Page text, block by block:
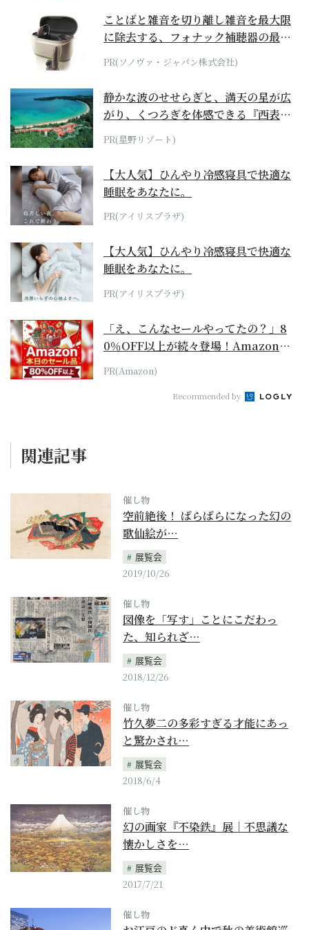
ことばと雑音を切り離し雑音を最大限
に除去する、フォナック補聴器の最上
位モデル
PR(ソノヴァ・ジャパン株式会社)
静かな波のせせらぎと、満天の星が広
がり、くつろぎを体感できる『西表島
ホテル by...
PR(星野リゾート)
【大人気】ひんやり冷感寝具で快適な
睡眠をあなたに。
PR(アイリスプラザ)
【大人気】ひんやり冷感寝具で快適な
睡眠をあなたに。
PR(アイリスプラザ)
「え、こんなセールやってたの？」8
0％OFF以上が続々登場！Amazonの
本気が...
PR(Amazon)
Recommended by
関連記事
催し物
空前絶後！ ばらばらになった幻の
歌仙絵が…
展覧会
2019/10/26
催し物
図像を「写す」ことにこだわっ
た、知られざ…
展覧会
2018/12/26
催し物
竹久夢二の多彩すぎる才能にあっ
と驚かされ…
展覧会
2018/6/4
催し物
幻の画家『不染鉄』展｜不思議な
懐かしさを…
展覧会
2017/7/21
催し物